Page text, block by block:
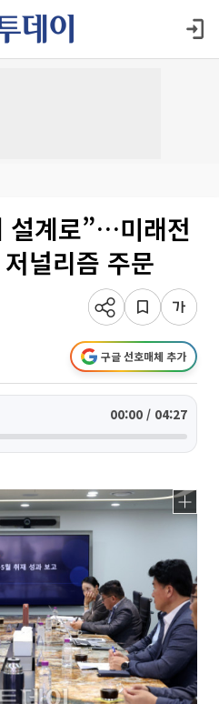
설계로”…미래전
널리즘 주문
구글 선호매체 추가
00:00 / 04:27